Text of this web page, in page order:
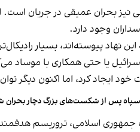
بحران عمیقی در جریان است.
وجود دارد.
داد که نسل جدید افسران سپاه که پس از سال
یا حتی همکاری با موساد
ایجاد کرد، اما اکنون دیگر توان
پس از شکست‌های بزرگ دچار
اسلامی، تروریسم هدفمند